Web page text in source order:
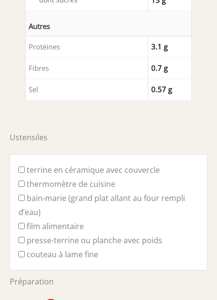
Autres
Protéines 3.1 g
Fibres 0.7 g
Sel 0.57 g
Ustensiles
terrine en céramique avec couvercle
thermomètre de cuisine
bain-marie (grand plat allant au four rempli
d’eau)
film alimentaire
presse-terrine ou planche avec poids
couteau à lame fine
Préparation